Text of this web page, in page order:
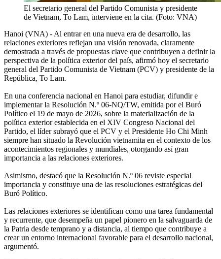
El secretario general del Partido Comunista y presidente
de Vietnam, To Lam, interviene en la cita. (Foto: VNA)
Hanoi (VNA) - Al entrar en una nueva era de desarrollo, las
relaciones exteriores reflejan una visión renovada, claramente
demostrada a través de propuestas clave que contribuyen a definir la
perspectiva de la política exterior del país, afirmó hoy el secretario
general del Partido Comunista de Vietnam (PCV) y presidente de la
República, To Lam.
En una conferencia nacional en Hanoi para estudiar, difundir e
implementar la Resolución N.º 06-NQ/TW, emitida por el Buró
Político el 19 de mayo de 2026, sobre la materialización de la
política exterior establecida en el XIV Congreso Nacional del
Partido, el líder subrayó que el PCV y el Presidente Ho Chi Minh
siempre han situado la Revolución vietnamita en el contexto de los
acontecimientos regionales y mundiales, otorgando así gran
importancia a las relaciones exteriores.
Asimismo, destacó que la Resolución N.º 06 reviste especial
importancia y constituye una de las resoluciones estratégicas del
Buró Político.
Las relaciones exteriores se identifican como una tarea fundamental
y recurrente, que desempeña un papel pionero en la salvaguarda de
la Patria desde temprano y a distancia, al tiempo que contribuye a
crear un entorno internacional favorable para el desarrollo nacional,
argumentó.